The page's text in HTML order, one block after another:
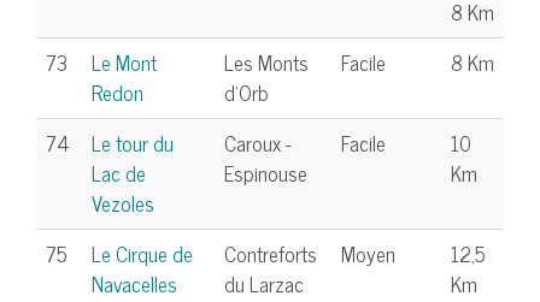
8 Km
73
Le Mont
Redon
Les Monts
d'Orb
Facile 8 Km
74
Le tour du
Lac de
Vezoles
Caroux -
Espinouse
Facile
10
Km
75
Le Cirque de
Navacelles
Contreforts
du Larzac
Moyen
12,5
Km